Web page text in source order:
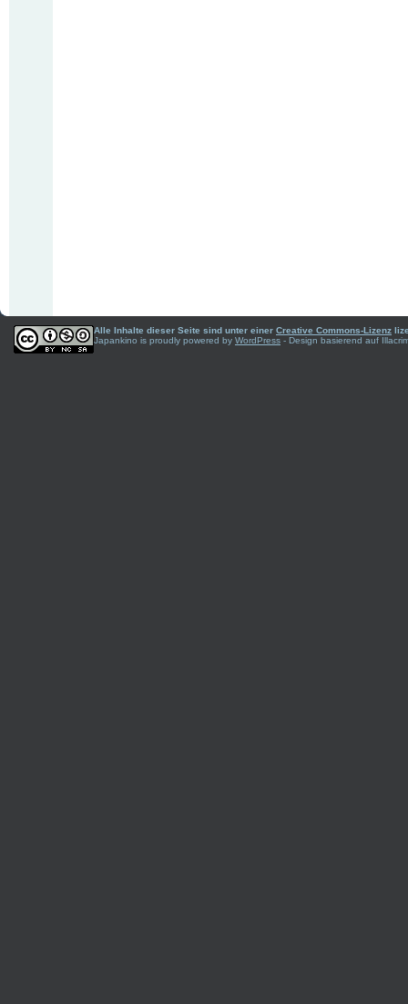
Alle Inhalte dieser Seite sind unter einer Creative Commons-Lizenz
Japankino is proudly powered by WordPress - Design basierend auf